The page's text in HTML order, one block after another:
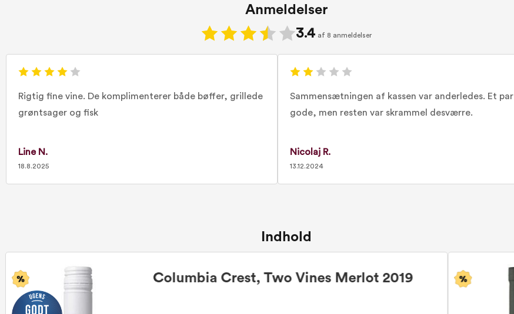
Anmeldelser
3.4 af 8 anmeldelser
Rigtig fine vine. De komplimenterer både bøffer, grillede
grøntsager og fisk
Line N.
18.8.2025
Sammensætningen af kassen var anderledes. Et par
gode, men resten var skrammel desværre.
Nicolaj R.
13.12.2024
Indhold
Columbia Crest, Two Vines Merlot 2019